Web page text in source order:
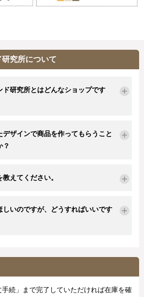
究所について
ド研究所とはどんなショップです
デザインで商品を作ってもらうこと
？
えてください。
しいのですが、どうすればいいです
手続」まで完了していただければ在庫を確